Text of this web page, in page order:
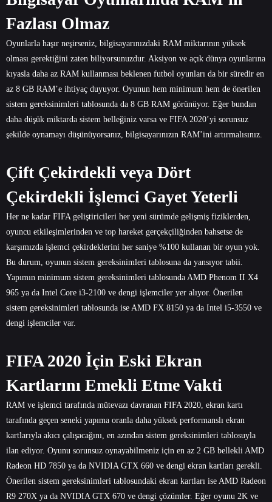
Fazlası Olmaz
Oyunlarla haşır neşirseniz, bilgisayarınızdaki RAM miktarının yüksek
olması gerektiğini zaten biliyorsunuzdur. Aksiyon ve açık dünya oyunlarına
kıyasla daha az RAM kullanması beklenen futbol oyunları da bir süredir en
az 8 GB RAM’e ihtiyaç duyuyor. Oyunun hem minimum hem de önerilen
sistem gereksinimleri tablosunda da 8 GB RAM görünüyor. Eğer bundan
daha düşük miktarda sistem belleğiniz varsa ve FIFA 2020’yi sorunsuz
şekilde oynamayı düşünüyorsanız, bilgisayarınızın RAM’ini artırmalısınız.
Çift Çekirdekli veya Dört
Çekirdekli İşlemci Gayet Yeterli
Her ne kadar FIFA geliştiricileri her yeni sürümde gelişmiş fiziklerden,
oyuncu etkileşimlerinden ve top hareket gerçekçiliğinden bahsetse de
karşımızda işlemci çekirdeklerini her saniye %100 kullanan bir oyun yok.
Bu durum, oyunun sistem gereksinimleri tablosuna da yansıyor tabii.
Yapımın minimum sistem gereksinimleri tablosunda AMD Phenom II X4
965 ya da Intel Core i3-2100 ve dengi işlemciler yer alıyor. Önerilen
sistem gereksinimleri tablosunda ise AMD FX 8150 ya da Intel i5-3550 ve
dengi işlemciler var.
FIFA 2020 İçin Eski Ekran
Kartlarını Emekli Etme Vakti
RAM ve işlemci tarafında mütevazı davranan FIFA 2020, ekran kartı
tarafında geçen seneki yapıma oranla daha yüksek performanslı ekran
kartlarıyla akıcı çalışacağını, en azından sistem gereksinimleri tablosuyla
ilan ediyor. Oyunu sorunsuz oynayabilmeniz için en az 2 GB bellekli AMD
Radeon HD 7850 ya da NVIDIA GTX 660 ve dengi ekran kartları gerekli.
Önerilen sistem gereksinimleri tablosundaki ekran kartları ise AMD Radeon
R9 270X ya da NVIDIA GTX 670 ve dengi çözümler. Eğer oyunu 2K ve